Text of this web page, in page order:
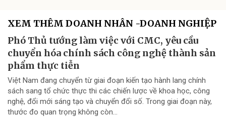
XEM THÊM DOANH NHÂN -DOANH NGHIỆP
Phó Thủ tướng làm việc với CMC, yêu cầu
chuyển hóa chính sách công nghệ thành sản
phẩm thực tiễn
Việt Nam đang chuyển từ giai đoạn kiến tạo hành lang chính
sách sang tổ chức thực thi các chiến lược về khoa học, công
nghệ, đổi mới sáng tạo và chuyển đổi số. Trong giai đoạn này,
thước đo quan trọng không còn...